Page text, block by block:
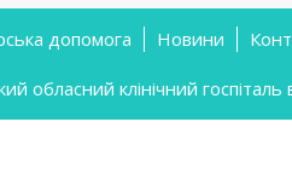
допомога Новини
клінічний госпіталь